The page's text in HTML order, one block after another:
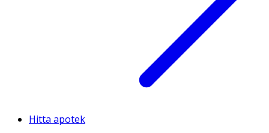
Hitta apotek